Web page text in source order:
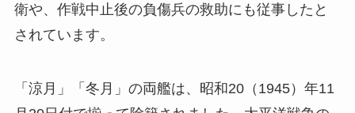
衛や、作戦中止後の負傷兵の救助にも従事したと
されています。
「涼月」「冬月」の両艦は、昭和20（1945）年11